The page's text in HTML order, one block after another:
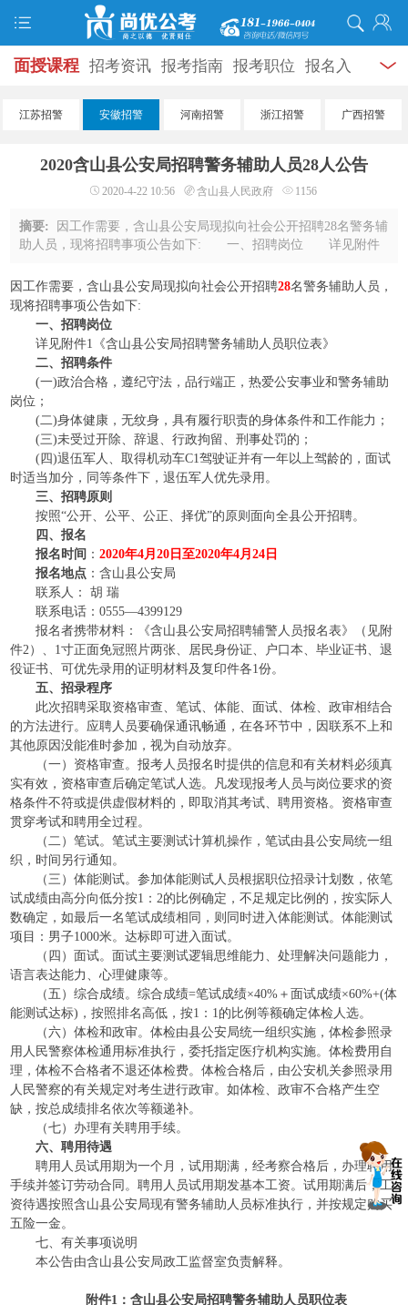
面授课程 招考资讯 报考指南 报考职位 报名入
口 打准考证 成绩查询 面试公告 录用公示 辅导
视频课堂 学员风采 名师团队 考试专题
服务信息
江苏招警 安徽招警 河南招警 浙江招警 广西招警
2020含山县公安局招聘警务辅助人员28人公告
2020-4-22 10:56 含山县人民政府 1156
摘要:
因工作需要，含山县公安局现拟向社会公开招聘28名警务辅
助人员，现将招聘事项公告如下: 一、招聘岗位 详见附件
件 (一)政治合格，遵纪守法，品行端正 ...
因工作需要，含山县公安局现拟向社会公开招聘28名警务辅助人员，
现将招聘事项公告如下:
一、招聘岗位
详见附件1《含山县公安局招聘警务辅助人员职位表》
二、招聘条件
(一)政治合格，遵纪守法，品行端正，热爱公安事业和警务辅助
岗位；
(二)身体健康，无纹身，具有履行职责的身体条件和工作能力；
(三)未受过开除、辞退、行政拘留、刑事处罚的；
(四)退伍军人、取得机动车C1驾驶证并有一年以上驾龄的，面试
时适当加分，同等条件下，退伍军人优先录用。
三、招聘原则
按照“公开、公平、公正、择优”的原则面向全县公开招聘。
四、报名
报名时间 ：2020年4月20日至2020年4月24日
报名地点 ：含山县公安局
联系人： 胡 瑞
联系电话：0555—4399129
报名者携带材料：《含山县公安局招聘辅警人员报名表》（见附
件2）、1寸正面免冠照片两张、居民身份证、户口本、毕业证书、退
役证书、可优先录用的证明材料及复印件各1份。
五、招录程序
此次招聘采取资格审查、笔试、体能、面试、体检、政审相结合
的方法进行。应聘人员要确保通讯畅通，在各环节中，因联系不上和
其他原因没能准时参加，视为自动放弃。
（一）资格审查。报考人员报名时提供的信息和有关材料必须真
实有效，资格审查后确定笔试人选。凡发现报考人员与岗位要求的资
格条件不符或提供虚假材料的，即取消其考试、聘用资格。资格审查
贯穿考试和聘用全过程。
（二）笔试。笔试主要测试计算机操作，笔试由县公安局统一组
织，时间另行通知。
（三）体能测试。参加体能测试人员根据职位招录计划数，依笔
试成绩由高分向低分按1：2的比例确定，不足规定比例的，按实际人
数确定，如最后一名笔试成绩相同，则同时进入体能测试。体能测试
项目：男子1000米。达标即可进入面试。
（四）面试。面试主要测试逻辑思维能力、处理解决问题能力，
语言表达能力、心理健康等。
（五）综合成绩。综合成绩=笔试成绩×40%＋面试成绩×60%+(体
能测试达标)，按照排名高低，按1：1的比例等额确定体检人选。
（六）体检和政审。体检由县公安局统一组织实施，体检参照录
用人民警察体检通用标准执行，委托指定医疗机构实施。体检费用自
理，体检不合格者不退还体检费。体检合格后，由公安机关参照录用
人民警察的有关规定对考生进行政审。如体检、政审不合格产生空
缺，按总成绩排名依次等额递补。
（七）办理有关聘用手续。
六、聘用待遇
聘用人员试用期为一个月，试用期满，经考察合格后，办理聘用
手续并签订劳动合同。聘用人员试用期发基本工资。试用期满后，工
资待遇按照含山县公安局现有警务辅助人员标准执行，并按规定购买
五险一金。
七、有关事项说明
本公告由含山县公安局政工监督室负责解释。
附件1：含山县公安局招聘警务辅助人员职位表